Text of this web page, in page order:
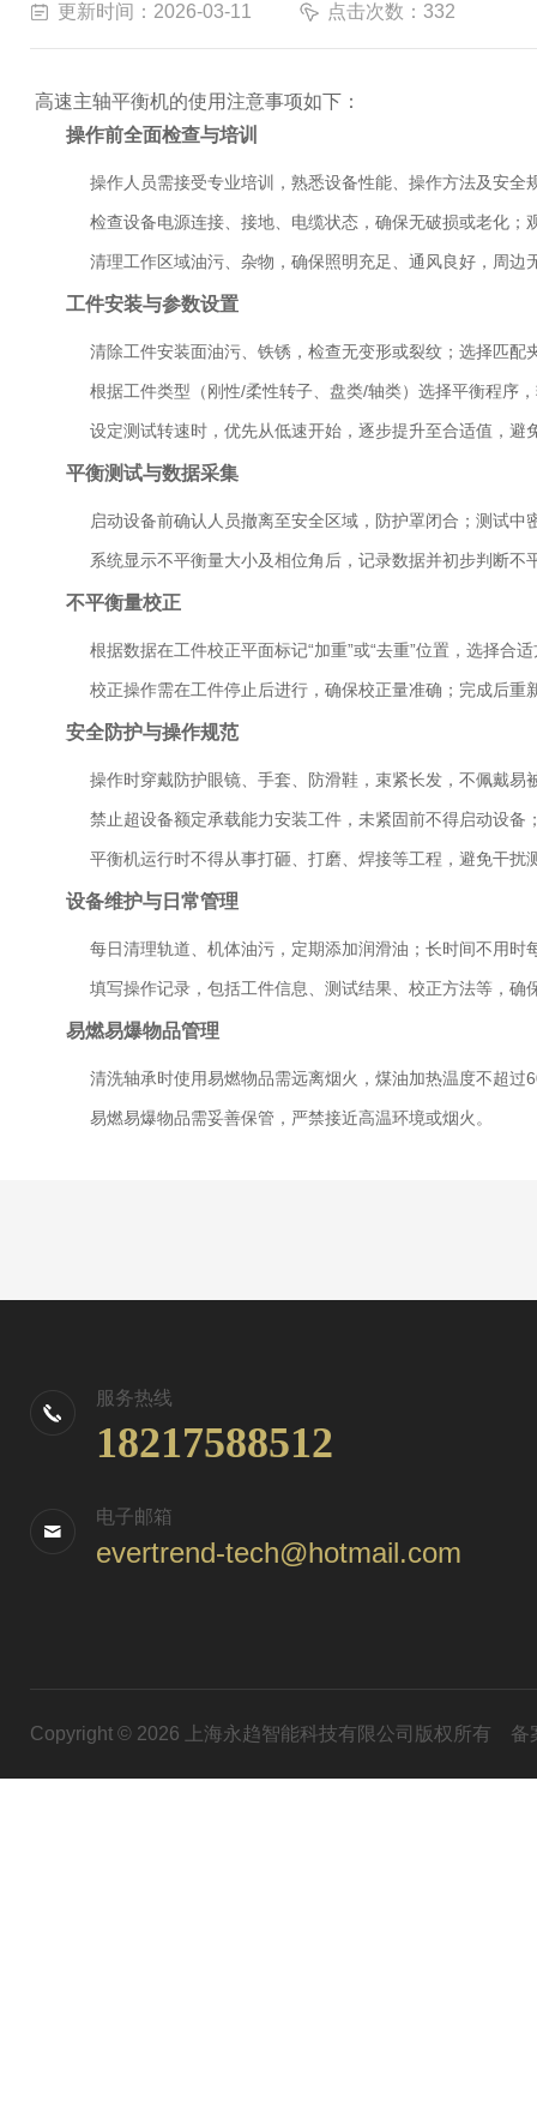
更新时间：2026-03-11 点击次数：332
高速主轴平衡机的使用注意事项如下 ：
操作前全面检查与培训
操作人员需接受专业培训，熟悉设备性能、操作方法及安全
检查设备电源连接、接地、电缆状态，确保无破损或老化
清理工作区域油污、杂物，确保照明充足、通风良好，周边
工件安装与参数设置
清除工件安装面油污、铁锈，检查无变形或裂纹；选择匹
根据工件类型（刚性/柔性转子、盘类/轴类）选择平衡程序
设定测试转速时，优先从低速开始，逐步提升至合适值，避
平衡测试与数据采集
启动设备前确认人员撤离至安全区域，防护罩闭合；测试
系统显示不平衡量大小及相位角后，记录数据并初步判断不
不平衡量校正
根据数据在工件校正平面标记“加重”或“去重”位置，选择合
校正操作需在工件停止后进行，确保校正量准确；完成后
安全防护与操作规范
操作时穿戴防护眼镜、手套、防滑鞋，束紧长发，不佩戴易
禁止超设备额定承载能力安装工件，未紧固前不得启动设
平衡机运行时不得从事打砸、打磨、焊接等工程，避免干
设备维护与日常管理
每日清理轨道、机体油污，定期添加润滑油；长时间不用
填写操作记录，包括工件信息、测试结果、校正方法等，
易燃易爆物品管理
清洗轴承时使用易燃物品需远离烟火，煤油加热温度不超
易燃易爆物品需妥善保管，严禁接近高温环境或烟火。
服务热线
18217588512
电子邮箱
evertrend-tech@hotmail.com
Copyright © 2026 上海永趋智能科技有限公司版权所有 备